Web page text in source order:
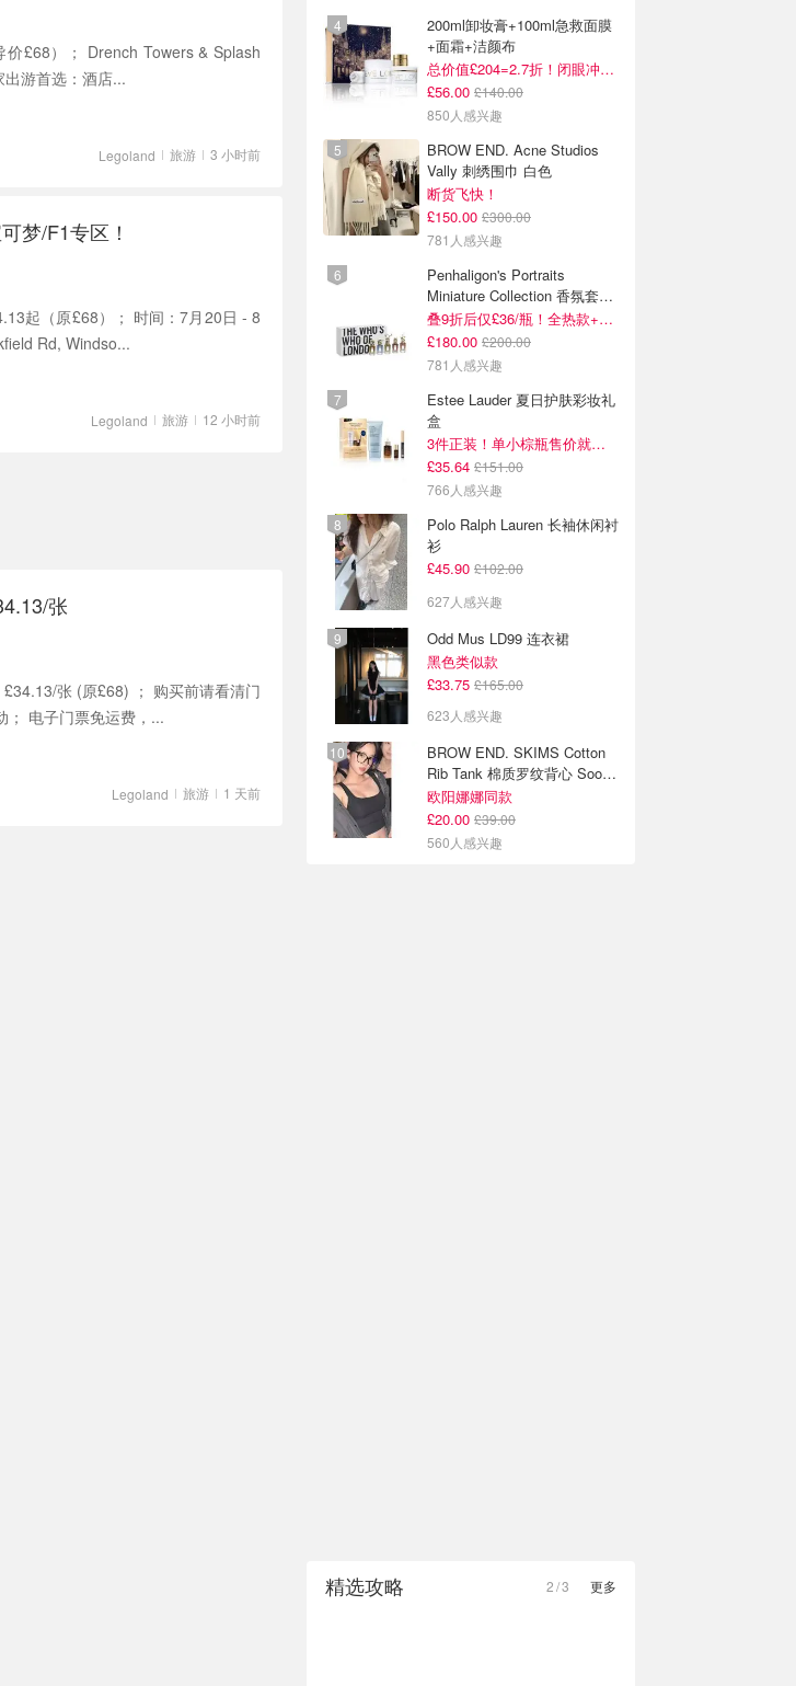
£68）； Drench Towers & Splash
游首选：酒店...
Legoland 旅游 3 小时前
梦/F1专区！
起（原£68）； 时间：7月20日 - 8
Rd, Windso...
Legoland 旅游 12 小时前
张
张 (原£68) ； 购买前请看清门
； 电子门票免运费，...
Legoland 旅游 1 天前
200ml卸妆膏+100ml急救面膜
+面霜+洁颜布
总价值£204=2.7折！闭眼冲这套！
£56.00 £140.00
850人感兴趣
BROW END. Acne Studios
Vally 刺绣围巾 白色
断货飞快！
£150.00 £300.00
781人感兴趣
Penhaligon's Portraits
Miniature Collection 香氛套装
5瓶装
叠9折后仅£36/瓶！全热款+标志性兽首头
£180.00 £200.00
781人感兴趣
Estee Lauder 夏日护肤彩妆礼
盒
3件正装！单小棕瓶售价就要£65！
£35.64 £151.00
766人感兴趣
Polo Ralph Lauren 长袖休闲衬
衫
£45.90 £102.00
627人感兴趣
Odd Mus LD99 连衣裙
黑色类似款
£33.75 £165.00
623人感兴趣
BROW END. SKIMS Cotton
Rib Tank 棉质罗纹背心 Soot
色
欧阳娜娜同款
£20.00 £39.00
560人感兴趣
2/3 更多
精选攻略